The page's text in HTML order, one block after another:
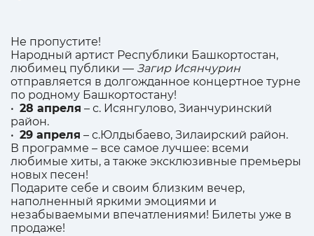
Не пропустите!
Народный артист Республики Башкортостан,
любимец публики — Загир Исянчурин
отправляется в долгожданное концертное турне
по родному Башкортостану!
• 28 апреля – с. Исянгулово, Зианчуринский
район.
• 29 апреля – с.Юлдыбаево, Зилаирский район.
В программе – все самое лучшее: всеми
любимые хиты, а также эксклюзивные премьеры
новых песен!
Подарите себе и своим близким вечер,
наполненный яркими эмоциями и
незабываемыми впечатлениями! Билеты уже в
продаже!